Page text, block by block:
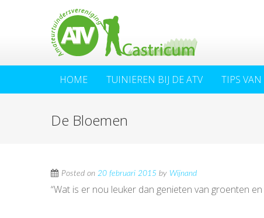
HOME TUINIEREN BIJ DE ATV TIPS VAN
De Bloemen
Posted on 20 februari 2015 by Wijnand
“Wat is er nou leuker dan genieten van groenten